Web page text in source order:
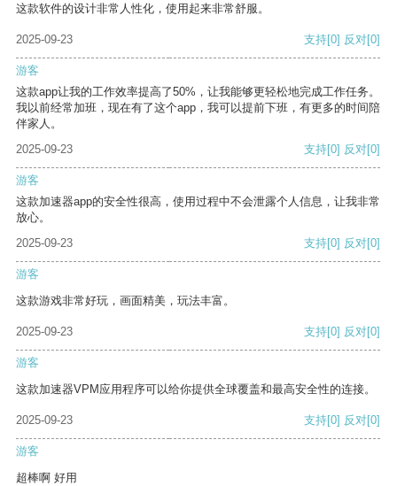
这款软件的设计非常人性化，使用起来非常舒服。
2025-09-23 支持[0] 反对[0]
游客
这款app让我的工作效率提高了50%，让我能够更轻松地完成工作任务。
我以前经常加班，现在有了这个app，我可以提前下班，有更多的时间陪
伴家人。
2025-09-23
支持[0] 反对[0]
游客
这款加速器app的安全性很高，使用过程中不会泄露个人信息，让我非常
放心。
2025-09-23
支持[0] 反对[0]
游客
这款游戏非常好玩，画面精美，玩法丰富。
2025-09-23 支持[0] 反对[0]
游客
这款加速器VPM应用程序可以给你提供全球覆盖和最高安全性的连接。
2025-09-23 支持[0] 反对[0]
游客
超棒啊 好用